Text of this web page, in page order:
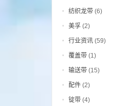
纺织龙带 (6)
美孚 (2)
行业资讯 (59)
覆盖带 (1)
输送带 (15)
配件 (2)
锭带 (4)